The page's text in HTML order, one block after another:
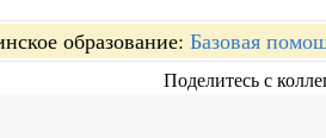
образование: Базовая
Поделитесь с